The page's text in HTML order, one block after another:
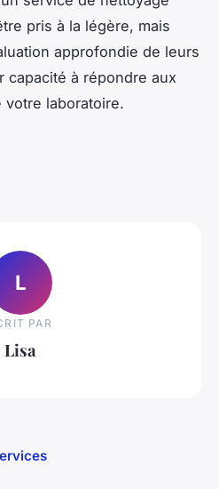
pris à la légère, mais
approfondie de leurs
capacité à répondre aux
laboratoire.
L
PAR
Lisa